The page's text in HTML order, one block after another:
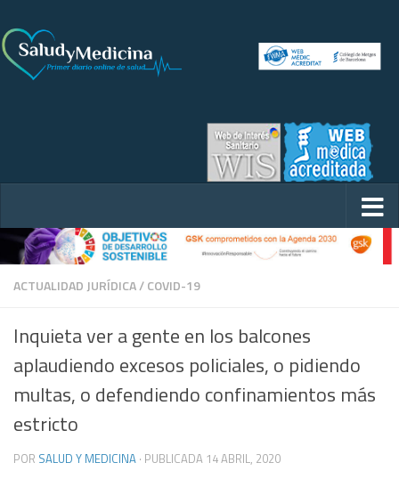
ACTUALIDAD JURÍDICA/COVID-19
Inquieta ver a gente en los balcones
aplaudiendo excesos policiales, o pidiendo
multas, o defendiendo confinamientos más
estricto
POR SALUD Y MEDICINA · PUBLICADA 14 ABRIL, 2020